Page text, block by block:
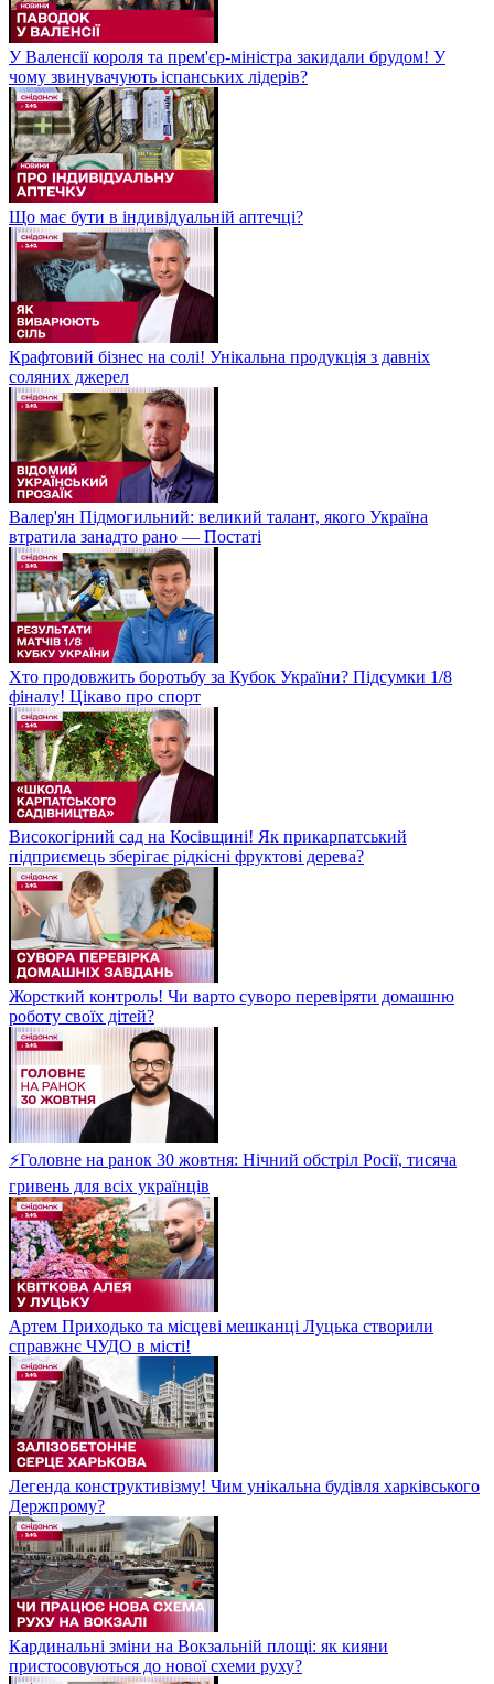
У Валенсії короля та прем'єр-міністра закидали брудом! У
чому звинувачують іспанських лідерів?
Що має бути в індивідуальній аптечці?
Крафтовий бізнес на солі! Унікальна продукція з давніх
соляних джерел
Валер'ян Підмогильний: великий талант, якого Україна
втратила занадто рано — Постаті
Хто продовжить боротьбу за Кубок України? Підсумки 1/8
фіналу! Цікаво про спорт
Високогірний сад на Косівщині! Як прикарпатський
підприємець зберігає рідкісні фруктові дерева?
Жорсткий контроль! Чи варто суворо перевіряти домашню
роботу своїх дітей?
⚡Головне на ранок 30 жовтня: Нічний обстріл Росії, тисяча
гривень для всіх українців
Артем Приходько та місцеві мешканці Луцька створили
справжнє ЧУДО в місті!
Легенда конструктивізму! Чим унікальна будівля харківського
Держпрому?
Кардинальні зміни на Вокзальній площі: як кияни
пристосовуються до нової схеми руху?